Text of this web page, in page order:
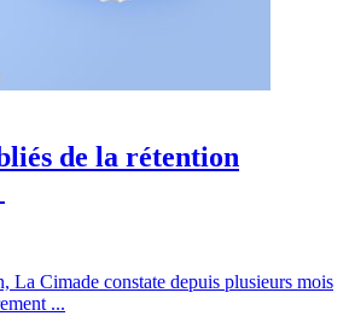
de la rétention
La Cimade constate depuis plusieurs mois
...